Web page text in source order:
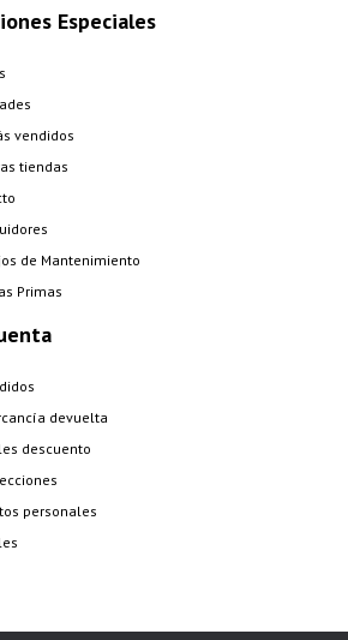
Especiales
vendidos
tiendas
de Mantenimiento
Primas
devuelta
descuento
personales